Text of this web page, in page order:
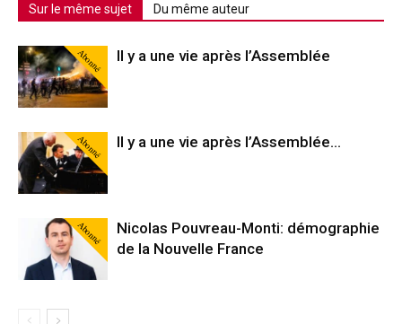
Sur le même sujet Du même auteur
Abonné Il y a une vie après l’Assemblée
Abonné Il y a une vie après l’Assemblée…
Abonné
Nicolas Pouvreau-Monti: démographie
de la Nouvelle France